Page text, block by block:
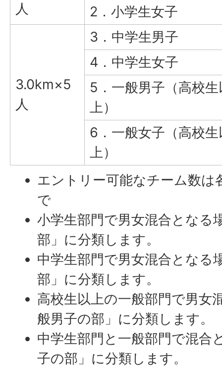
人
2．小学生女子
3.0km×5
人
3．中学生男子
4．中学生女子
5．一般男子（高校生
上）
6．一般女子（高校生
上）
エントリー可能なチーム数は
で
小学生部門で男女混合となる
部」に分類します。
中学生部門で男女混合となる
部」に分類します。
高校生以上の一般部門で男女
般男子の部」に分類します。
中学生部門と一般部門で混合
子の部」に分類します。